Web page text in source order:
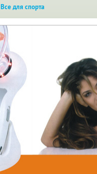
Все для спорта